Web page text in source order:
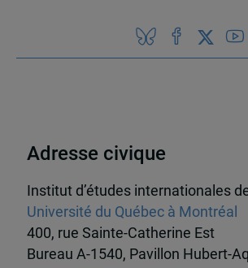
Adresse civique
Institut d’études internationales
Université du Québec à Montréal
400, rue Sainte-Catherine Est
Bureau A-1540, Pavillon Hubert-